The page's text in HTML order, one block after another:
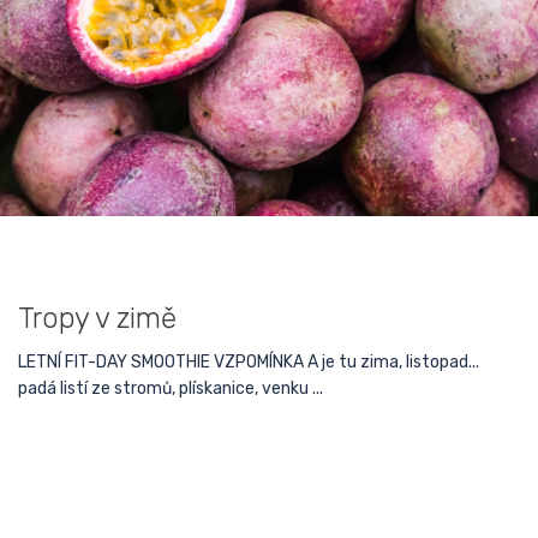
Tropy v zimě
LETNÍ FIT-DAY SMOOTHIE VZPOMÍNKA A je tu zima, listopad...
padá listí ze stromů, plískanice, venku ...